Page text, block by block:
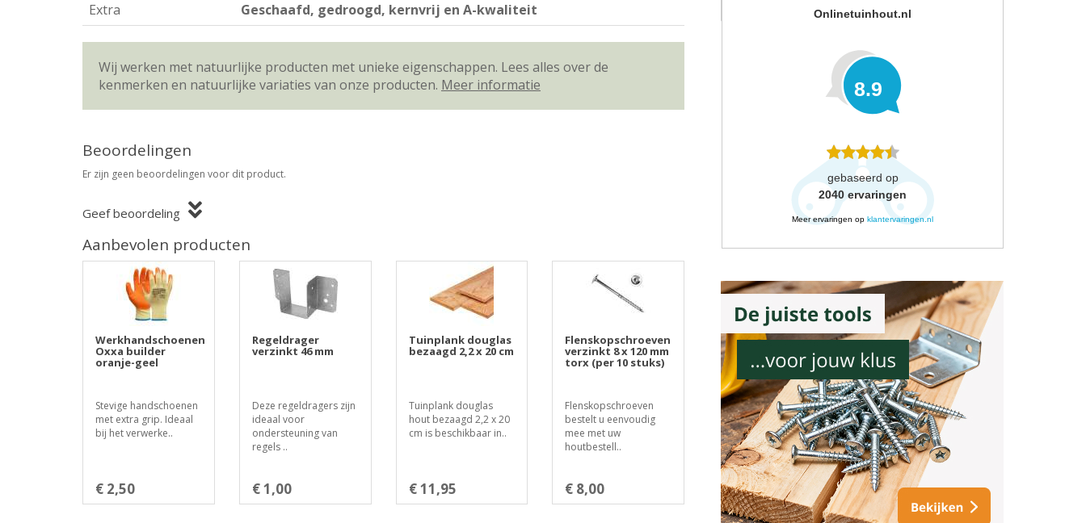
Extra
Geschaafd, gedroogd, kernvrij en A-kwaliteit
Wij werken met natuurlijke producten met unieke eigenschappen. Lees alles over de
kenmerken en natuurlijke variaties van onze producten. Meer informatie
Beoordelingen
Er zijn geen beoordelingen voor dit product.
Geef beoordeling
Aanbevolen producten
Werkhandschoenen
Oxxa builder
oranje-geel
Stevige handschoenen
met extra grip. Ideaal
bij het verwerke..
€ 2,50
Regeldrager
verzinkt 46 mm
Deze regeldragers zijn
ideaal voor
ondersteuning van
regels ..
€ 1,00
Tuinplank douglas
bezaagd 2,2 x 20 cm
Tuinplank douglas
hout bezaagd 2,2 x 20
cm is beschikbaar in..
€ 11,95
Flenskopschroeven
verzinkt 8 x 120 mm
torx (per 10 stuks)
Flenskopschroeven
bestelt u eenvoudig
mee met uw
houtbestell..
€ 8,00
Onlinetuinhout.nl
8.9
gebaseerd op
2040 ervaringen
Meer ervaringen op klantervaringen.nl